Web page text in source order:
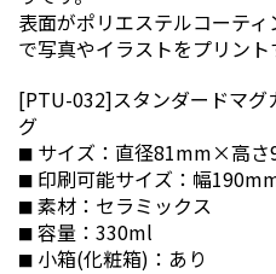
表面がポリエステルコーテ
で写真やイラストをプリント
[PTU-032]スタンダードマグ
グ
サイズ：直径81mm×高
印刷可能サイズ：幅
素材：セラミックス
容量：330ml
小箱(化粧箱)：あり